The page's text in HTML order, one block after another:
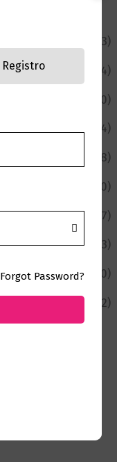
(53)
(4)
(230)
(74)
(88)
(210)
(367)
(43)
(110)
(12)
Registro
Forgot Password?